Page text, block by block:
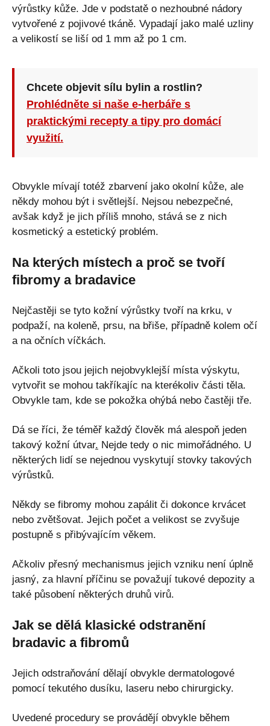
výrůstky kůže. Jde v podstatě o nezhoubné nádory
vytvořené z pojivové tkáně. Vypadají jako malé uzliny
a velikostí se liší od 1 mm až po 1 cm.
Chcete objevit sílu bylin a rostlin?
Prohlédněte si naše e-herbáře s
praktickými recepty a tipy pro domácí
využití.
Obvykle mívají totéž zbarvení jako okolní kůže, ale
někdy mohou být i světlejší. Nejsou nebezpečné,
avšak když je jich příliš mnoho, stává se z nich
kosmetický a estetický problém.
Na kterých místech a proč se tvoří
fibromy a bradavice
Nejčastěji se tyto kožní výrůstky tvoří na krku, v
podpaží, na koleně, prsu, na břiše, případně kolem očí
a na očních víčkách.
Ačkoli toto jsou jejich nejobvyklejší místa výskytu,
vytvořit se mohou takříkajíc na kterékoliv části těla.
Obvykle tam, kde se pokožka ohýbá nebo častěji tře.
Dá se říci, že téměř každý člověk má alespoň jeden
takový kožní útvar. Nejde tedy o nic mimořádného. U
některých lidí se nejednou vyskytují stovky takových
výrůstků.
Někdy se fibromy mohou zapálit či dokonce krvácet
nebo zvětšovat. Jejich počet a velikost se zvyšuje
postupně s přibývajícím věkem.
Ačkoliv přesný mechanismus jejich vzniku není úplně
jasný, za hlavní příčinu se považují tukové depozity a
také působení některých druhů virů.
Jak se dělá klasické odstranění
bradavic a fibromů
Jejich odstraňování dělají obvykle dermatologové
pomocí tekutého dusíku, laseru nebo chirurgicky.
Uvedené procedury se provádějí obvykle během